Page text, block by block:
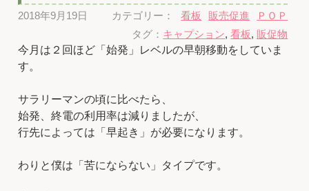
2018年9月19日 カテゴリー： 看板 販売促進
ＰＯＰ
タグ： キャプション,看板, 販促物
今月は２回ほど「始発」レベルの早朝移動をしていま
す。
サラリーマンの頃に比べたら、
始発、終電の利用率は減りましたが、
行先によっては「早起き」が必要になります。
わりと僕は「苦にならない」タイプです。